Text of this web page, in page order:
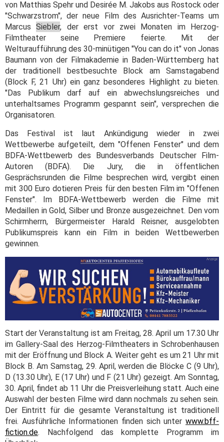
von Matthias Spehr und Desirée M. Jakobs aus Rostock oder
"Schwarzstrom", der neue Film des Ausrichter-Teams um
MarcusSiebler, der erst vor zwei Monaten im Herzog-
Filmtheater seine Premiere feierte. Mit der
Welturaufführung des 30-minütigen "You can do it" von Jonas
Baumann von der Filmakademie in Baden-Württemberg hat
der traditionell bestbesuchte Block am Samstagabend
(Block F, 21 Uhr) ein ganz besonderes Highlight zu bieten.
"Das Publikum darf auf ein abwechslungsreiches und
unterhaltsames Programm gespannt sein", versprechen die
Organisatoren.
Das Festival ist laut Ankündigung wieder in zwei
Wettbewerbe aufgeteilt, dem "Offenen Fenster" und dem
BDFA-Wettbewerb des Bundesverbands Deutscher Film-
Autoren (BDFA). Die Jury, die in öffentlichen
Gesprächsrunden die Filme besprechen wird, vergibt einen
mit 300 Euro dotieren Preis für den besten Film im "Offenen
Fenster". Im BDFA-Wettbewerb werden die Filme mit
Medaillen in Gold, Silber und Bronze ausgezeichnet. Den vom
Schirmherrn, Bürgermeister Harald Reisner, ausgelobten
Publikumspreis kann ein Film in beiden Wettbewerben
gewinnen.
Start der Veranstaltung ist am Freitag, 28. April um 17.30 Uhr
im Gallery-Saal des Herzog-Filmtheaters in Schrobenhausen
mit der Eröffnung und Block A. Weiter geht es um 21 Uhr mit
Block B. Am Samstag, 29. April, werden die Blöcke C (9 Uhr),
D (13.30 Uhr), E (17 Uhr) und F (21 Uhr) gezeigt. Am Sonntag,
30. April, findet ab 11 Uhr die Preisverleihung statt. Auch eine
Auswahl der besten Filme wird dann nochmals zu sehen sein.
Der Eintritt für die gesamte Veranstaltung ist traditionell
frei. Ausführliche Informationen finden sich unter www.bff-
fiction.de. Nachfolgend das komplette Programm im